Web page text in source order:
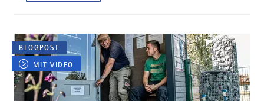
BLOGPOST
MIT VIDEO